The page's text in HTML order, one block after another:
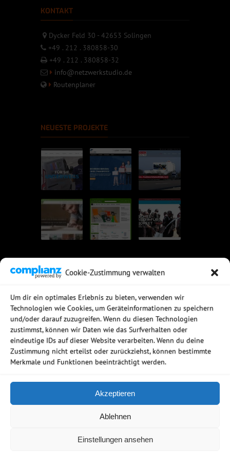
Cookie-Zustimmung verwalten
Um dir ein optimales Erlebnis zu bieten, verwenden wir
Technologien wie Cookies, um Geräteinformationen zu speichern
und/oder darauf zuzugreifen. Wenn du diesen Technologien
zustimmst, können wir Daten wie das Surfverhalten oder
eindeutige IDs auf dieser Website verarbeiten. Wenn du deine
Zustimmung nicht erteilst oder zurückziehst, können bestimmte
Merkmale und Funktionen beeinträchtigt werden.
Akzeptieren
Ablehnen
Einstellungen ansehen
KONTAKT
Dycker Feld 30 - 42653 Solingen
+49 . 212 . 380858-30
+49 . 212 . 380858-32
info@netzwerkstudio.de
Routenplaner
NEUESTE PROJEKTE
Rechtssichere Email-Archivierung
MDaemon Mail- & Groupwareserver
Virtualisierung mit vmWare
Sophos UTM - Mehr als eine Firewall
Netzwerkstudio
Datenschutz
Firmenprofil
Impressum